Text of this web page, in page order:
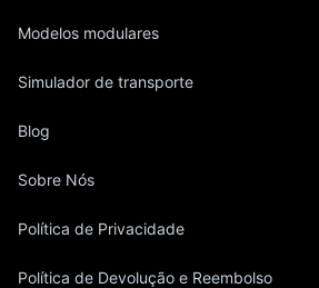
Modelos modulares
Simulador de transporte
Blog
Sobre Nós
Política de Privacidade
Política de Devolução e Reembolso